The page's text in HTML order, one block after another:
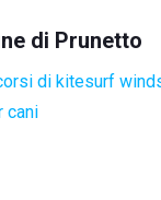
di Prunetto
di kitesurf
cani